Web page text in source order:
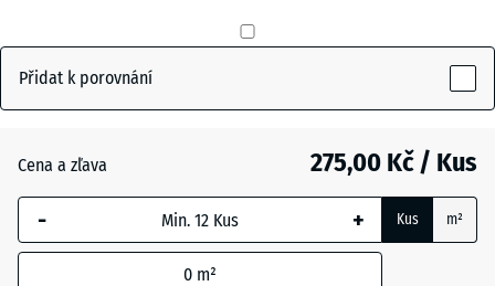
(active)
šedá
Lipová
+ 10,00 Kč
Přidat k porovnání
Cena a zľava 275,00 Kč / Kus
- + Kus m²
0 m²